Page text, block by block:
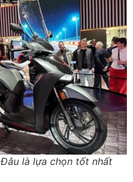
là lựa chọn tốt nhất